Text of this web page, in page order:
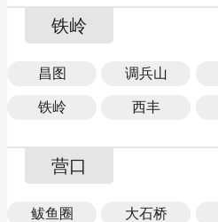
铁岭
昌图 调兵山
铁岭 西丰
营口
鲅鱼圈 大石桥